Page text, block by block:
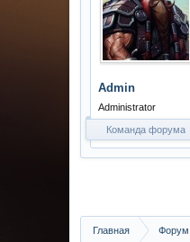
Admin
Administrator
Команда форума
Главная Форум